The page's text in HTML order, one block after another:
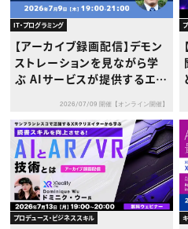
プロフェッショナル×
IT・プログラミング
【アーカイブ録画配信】デモン
ストレーションを見ながら学
ぶ AIサービスが提供するエー
Claude／Gemini／Copilo
tの違いと導入時の考え方 〜
2026/07/09 開催【オンライン開催】
プロデュース・ビジネススキル